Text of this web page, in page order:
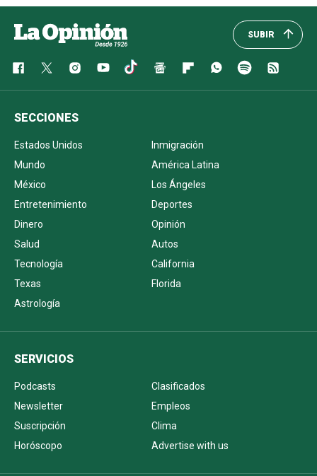
SUBIR
SECCIONES
Estados Unidos
Inmigración
Mundo
América Latina
México
Los Ángeles
Entretenimiento
Deportes
Dinero
Opinión
Salud
Autos
Tecnología
California
Texas
Florida
Astrología
SERVICIOS
Podcasts
Clasificados
Newsletter
Empleos
Suscripción
Clima
Horóscopo
Advertise with us